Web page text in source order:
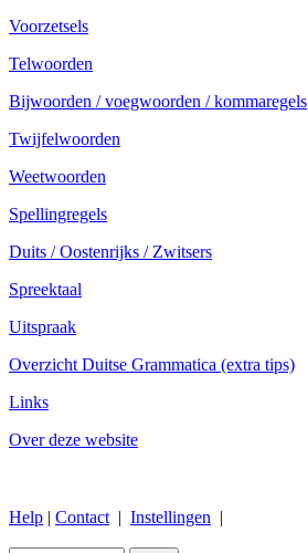
Voorzetsels
Telwoorden
Bijwoorden / voegwoorden / kommaregels
Twijfelwoorden
Weetwoorden
Spellingregels
Duits / Oostenrijks / Zwitsers
Spreektaal
Uitspraak
Overzicht Duitse Grammatica (extra tips)
Links
Over deze website
Help | Contact | Instellingen |